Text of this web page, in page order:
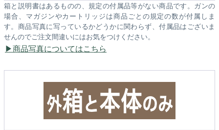
箱と説明書はあるものの、規定の付属品等がない商品です。ガンの
場合、マガジンやカートリッジは商品ごとの規定の数が付属しま
す。商品写真に写っているかどうかに関わらず、付属品はございま
せんのでご注文間違いにはお気をつけください。
商品写真についてはこちら